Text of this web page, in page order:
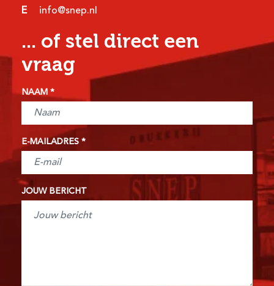
E info@snep.nl
... of stel direct een
vraag
NAAM
E-MAILADRES
JOUW BERICHT